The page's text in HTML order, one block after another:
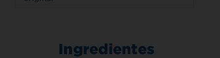
Ingredientes